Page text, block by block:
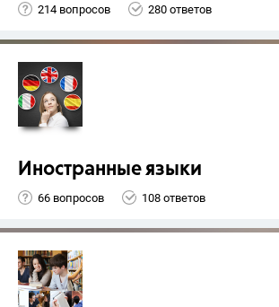
214 вопросов 280 ответов
Иностранные языки
66 вопросов 108 ответов